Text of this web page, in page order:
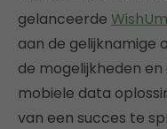
gelanceerde
aan de gelijknamige
de mogelijkheden
mobiele data
van een succes te